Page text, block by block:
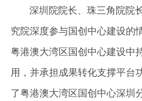
深圳院院长、珠三角院院
究院深度参与国创中心建设的
粤港澳大湾区国创中心建设中
用，并承担成果转化支撑平台
了粤港澳大湾区国创中心深圳